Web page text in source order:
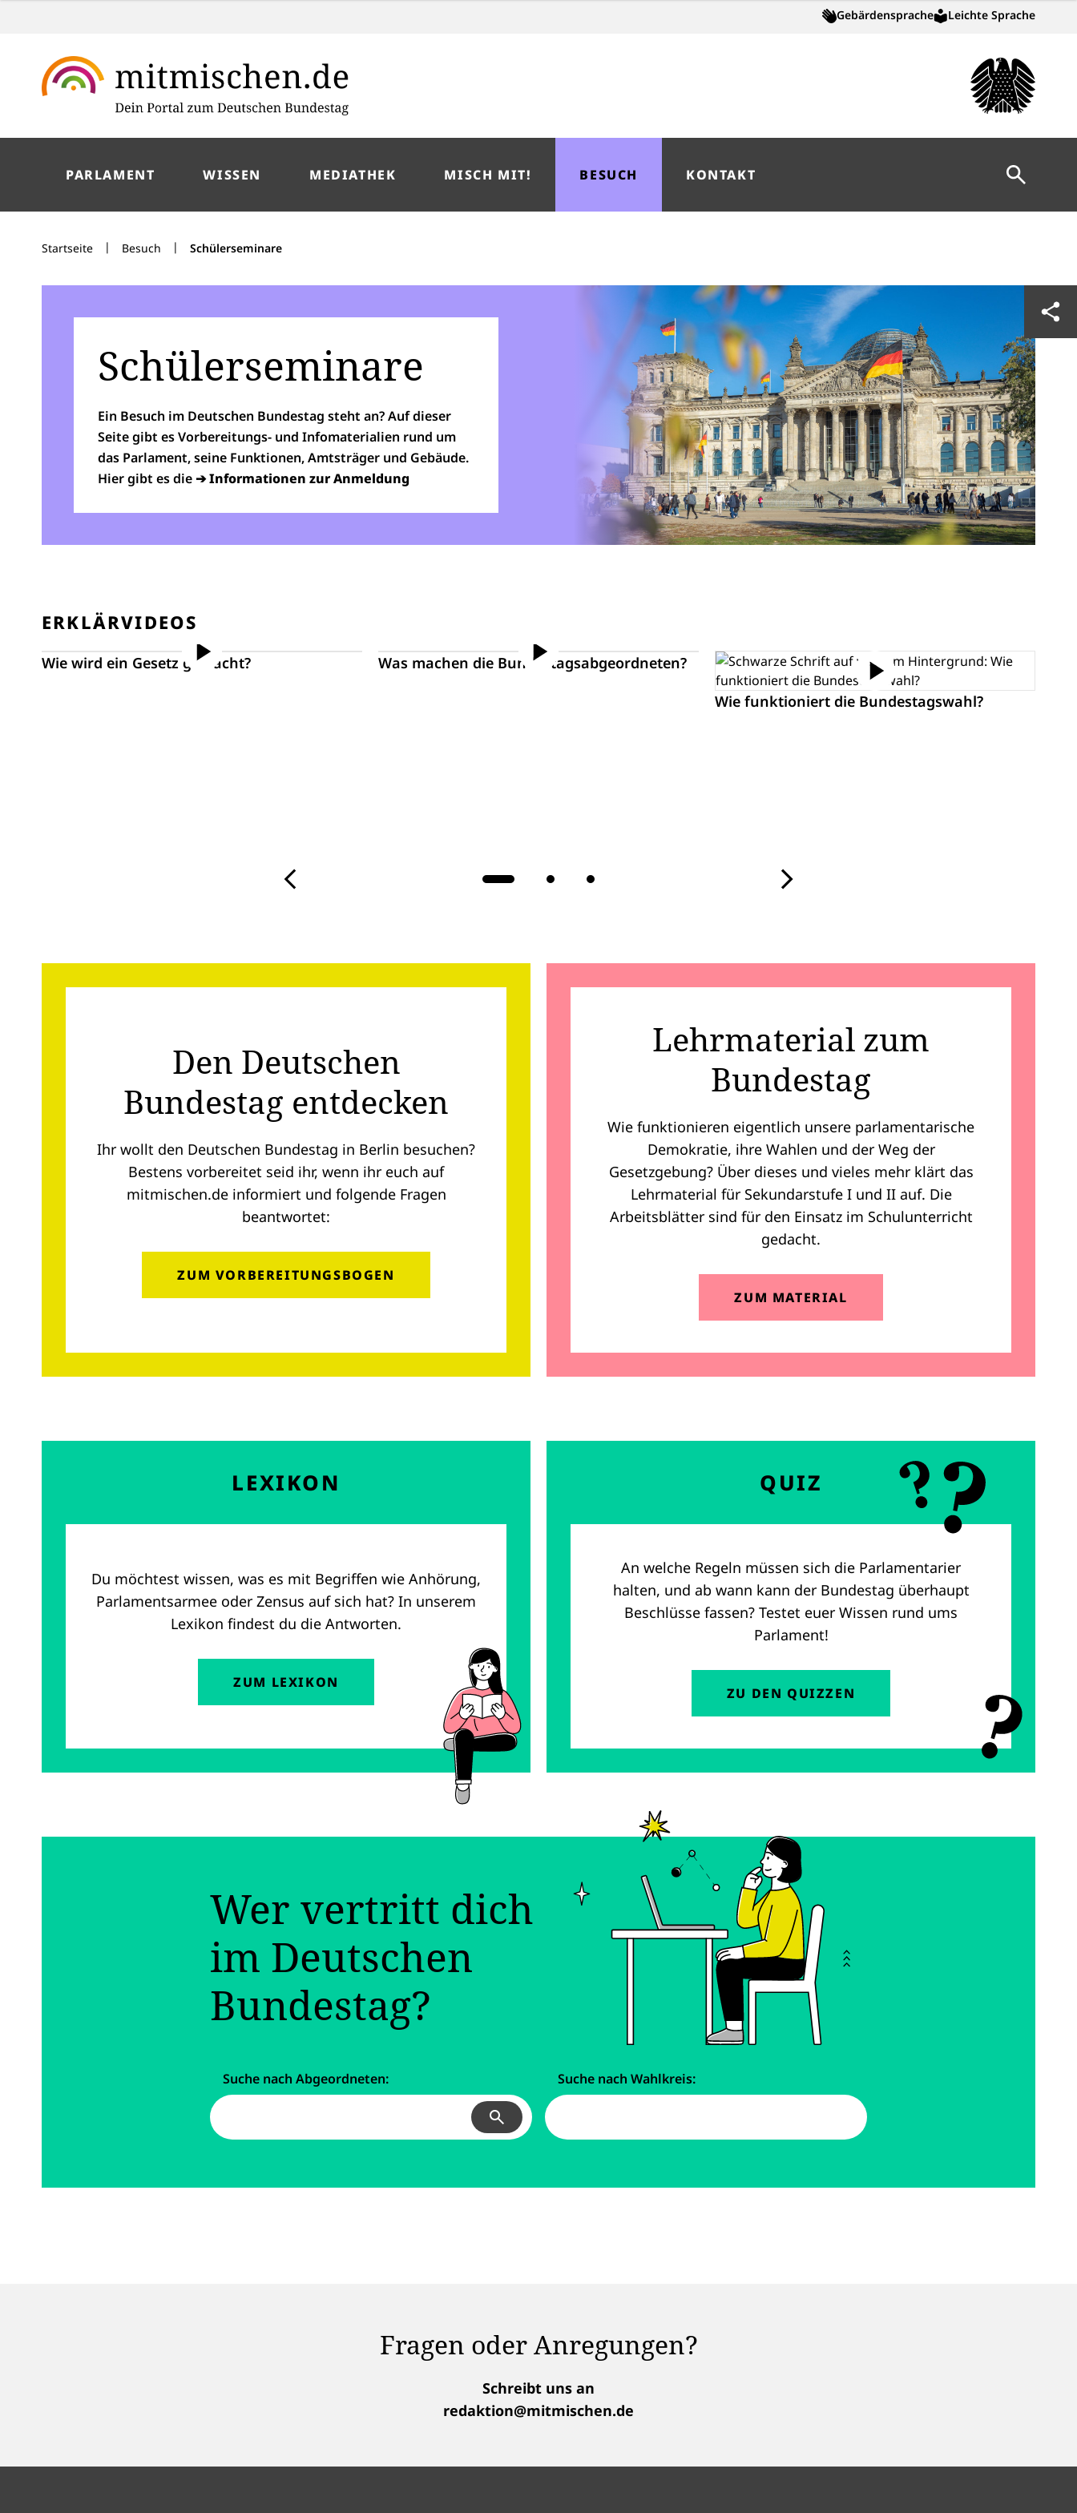
Gebärdensprache Leichte Sprache
PARLAMENT WISSEN MEDIATHEK MISCH MIT! BESUCH KONTAKT Suche
Startseite | Besuch | Schülerseminare
Schülerseminare
Ein Besuch im Deutschen Bundestag steht an? Auf dieser
Seite gibt es Vorbereitungs- und Infomaterialien rund um
das Parlament, seine Funktionen, Amtsträger und Gebäude.
Hier gibt es die ➔Informationen zur Anmeldung
ERKLÄRVIDEOS
Wie wird ein Gesetz gemacht?
Was machen die Bundestagsabgeordneten?
Wie funktioniert die Bundestagswahl?
Den Deutschen
Bundestag entdecken
Ihr wollt den Deutschen Bundestag in Berlin besuchen?
Bestens vorbereitet seid ihr, wenn ihr euch auf
mitmischen.deinformiert und folgende Fragen
beantwortet:
ZUM VORBEREITUNGSBOGEN
(ÖFFNET IN NEUEM REITER)
Lehrmaterial zum
Bundestag
Wie funktionieren eigentlich unsere parlamentarische
Demokratie, ihre Wahlen und der Weg der
Gesetzgebung? Über dieses und vieles mehr klärt das
Lehrmaterial für Sekundarstufe I und II auf. Die
Arbeitsblätter sind für den Einsatz im Schulunterricht
gedacht.
ZUM MATERIAL
(ÖFFNET IN NEUEM REITER)
LEXIKON
Du möchtest wissen, was es mit Begriffen wie Anhörung,
Parlamentsarmee oder Zensus auf sich hat? In unserem
Lexikon findest du die Antworten.
ZUM LEXIKON
QUIZ
An welche Regeln müssen sich die Parlamentarier
halten, und ab wann kann der Bundestag überhaupt
Beschlüsse fassen? Testet euer Wissen rund ums
Parlament!
ZU DEN QUIZZEN
Wer vertritt dich
im Deutschen
Bundestag?
Suche nach Abgeordneten:
Suchen
Suche nach Wahlkreis:
Fragen oder Anregungen?
Schreibt uns an
redaktion@mitmischen.de